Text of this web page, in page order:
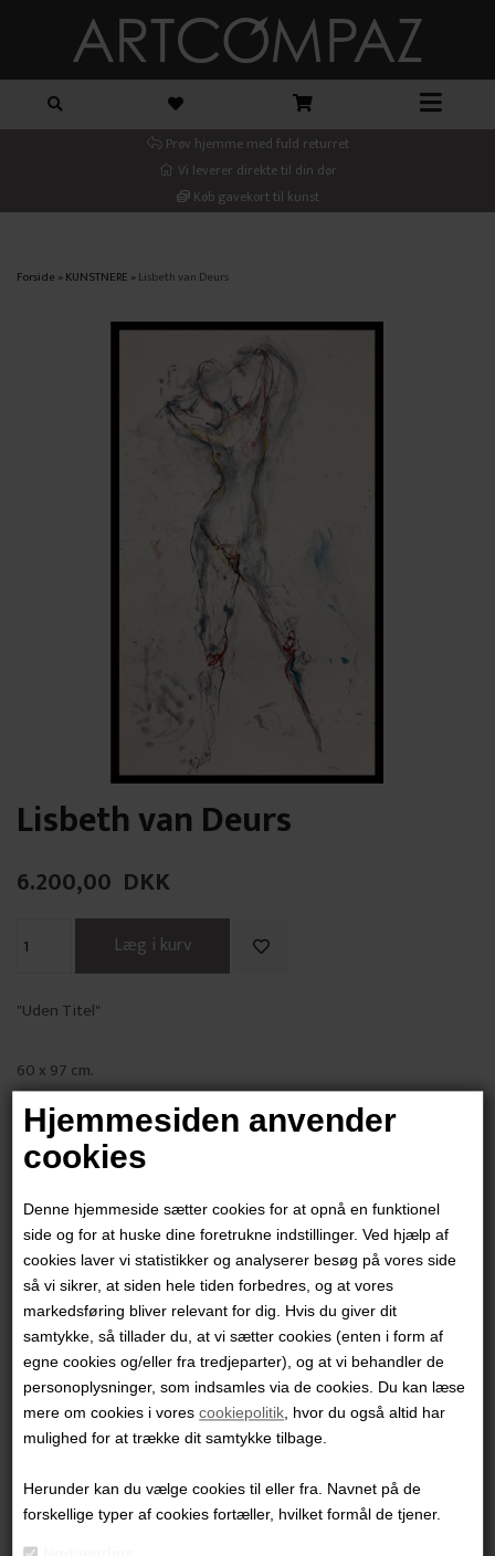
Hjemmesiden anvender
cookies
Denne hjemmeside sætter cookies for at opnå en funktionel
side og for at huske dine foretrukne indstillinger. Ved hjælp af
cookies laver vi statistikker og analyserer besøg på vores side
så vi sikrer, at siden hele tiden forbedres, og at vores
markedsføring bliver relevant for dig. Hvis du giver dit
samtykke, så tillader du, at vi sætter cookies (enten i form af
egne cookies og/eller fra tredjeparter), og at vi behandler de
personoplysninger, som indsamles via de cookies. Du kan læse
mere om cookies i vorescookiepolitik , hvor du også altid har
mulighed for at trække dit samtykke tilbage.
Herunder kan du vælge cookies til eller fra. Navnet på de
forskellige typer af cookies fortæller, hvilket formål de tjener.
Prøv hjemme med fuld returret
Vi leverer direkte til din dør
Køb gavekort til kunst
Forside »KUNSTNERE »Lisbeth van Deurs
Lisbeth van Deurs
6.200,00 DKK
"Uden Titel"
60 x 97 cm.
Mixed media på papir
Sort glasramme
PRODUKTINFORMATION
Andre værker af kunstneren:
Lisbeth van Deurs Lisbeth van Deurs